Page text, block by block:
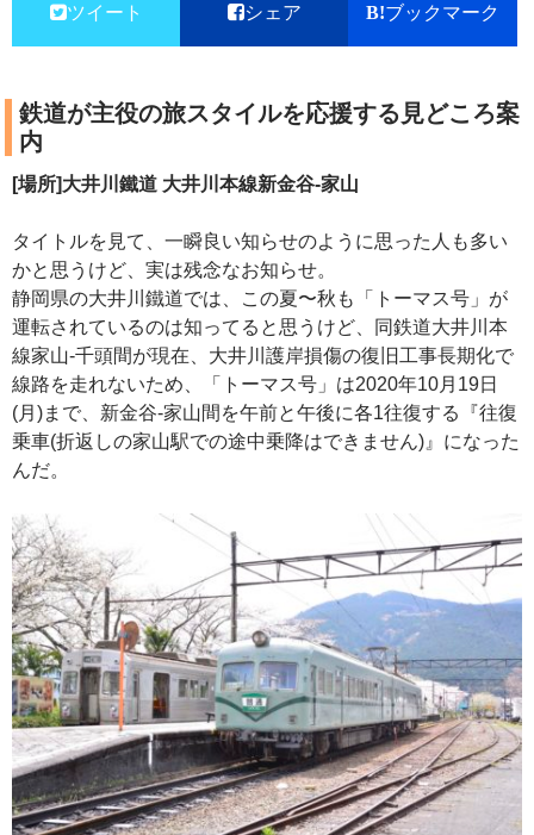
ツイート シェア ブックマーク
鉄道が主役の旅スタイルを応援する見どころ案
内
[場所]大井川鐵道 大井川本線新金谷-家山
タイトルを見て、一瞬良い知らせのように思った人も多い
かと思うけど、実は残念なお知らせ。
静岡県の大井川鐵道では、この夏〜秋も「トーマス号」が
運転されているのは知ってると思うけど、同鉄道大井川本
線家山-千頭間が現在、大井川護岸損傷の復旧工事長期化で
線路を走れないため、「トーマス号」は2020年10月19日
(月)まで、新金谷-家山間を午前と午後に各1往復する『往復
乗車(折返しの家山駅での途中乗降はできません)』になった
んだ。